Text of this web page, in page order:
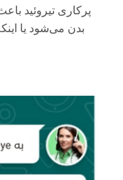
پرکاری تیروئید
بدن می‌شود یا